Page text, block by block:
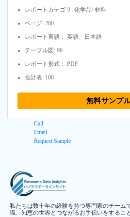
レポートカテゴリ: 化学品/ 材料
ページ: 280
レポート言語： 英語、日本語
テーブル図: 90
レポート形式： PDF
合計表: 100
無料サンプ
Call
Email
Request Sample
私たちは数十年の経験を持つ専門家のチーム
識、知恵の世界とつながるお手伝いをするこ